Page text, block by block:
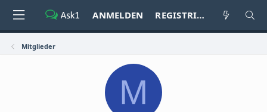
ANMELDEN REGISTRIEREN
Mitglieder
M